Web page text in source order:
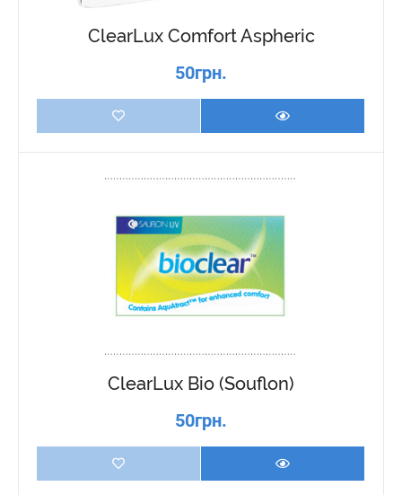
ClearLux Comfort Aspheric
50грн.
ClearLux Bio (Souflon)
50грн.